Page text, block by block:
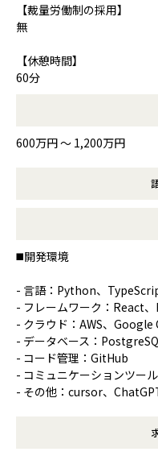
【裁量労働制の採用】
無
【休憩時間】
60分
600万円 〜 1,200万円
◼️開発環境
- 言語：Python、
- フレームワーク：React
- クラウド：AWS、Google
- データベース：
- コード管理：GitHub
- コミュニケーションツー
- その他：cursor、